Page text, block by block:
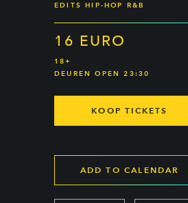
EDITS HIP-HOP R&B
16 EURO
18+
DEUREN OPEN 23:30
KOOP TICKETS
ADD TO CALENDAR